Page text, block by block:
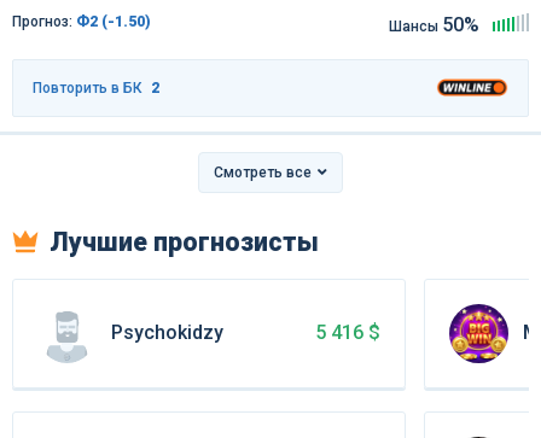
Прогноз: Ф2 (-1.50) Шансы 50%
Повторить в БК 2
Смотреть все
Лучшие прогнозисты
Psychokidzy 5 416 $